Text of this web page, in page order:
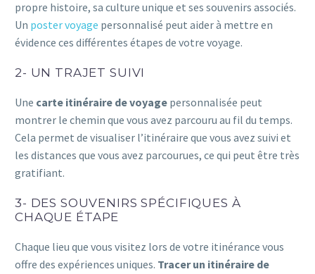
propre histoire, sa culture unique et ses souvenirs associés.
Un poster voyage personnalisé peut aider à mettre en
évidence ces différentes étapes de votre voyage.
2- UN TRAJET SUIVI
Une carte itinéraire de voyage personnalisée peut
montrer le chemin que vous avez parcouru au fil du temps.
Cela permet de visualiser l’itinéraire que vous avez suivi et
les distances que vous avez parcourues, ce qui peut être très
gratifiant.
3- DES SOUVENIRS SPÉCIFIQUES À
CHAQUE ÉTAPE
Chaque lieu que vous visitez lors de votre itinérance vous
offre des expériences uniques. Tracer un itinéraire de